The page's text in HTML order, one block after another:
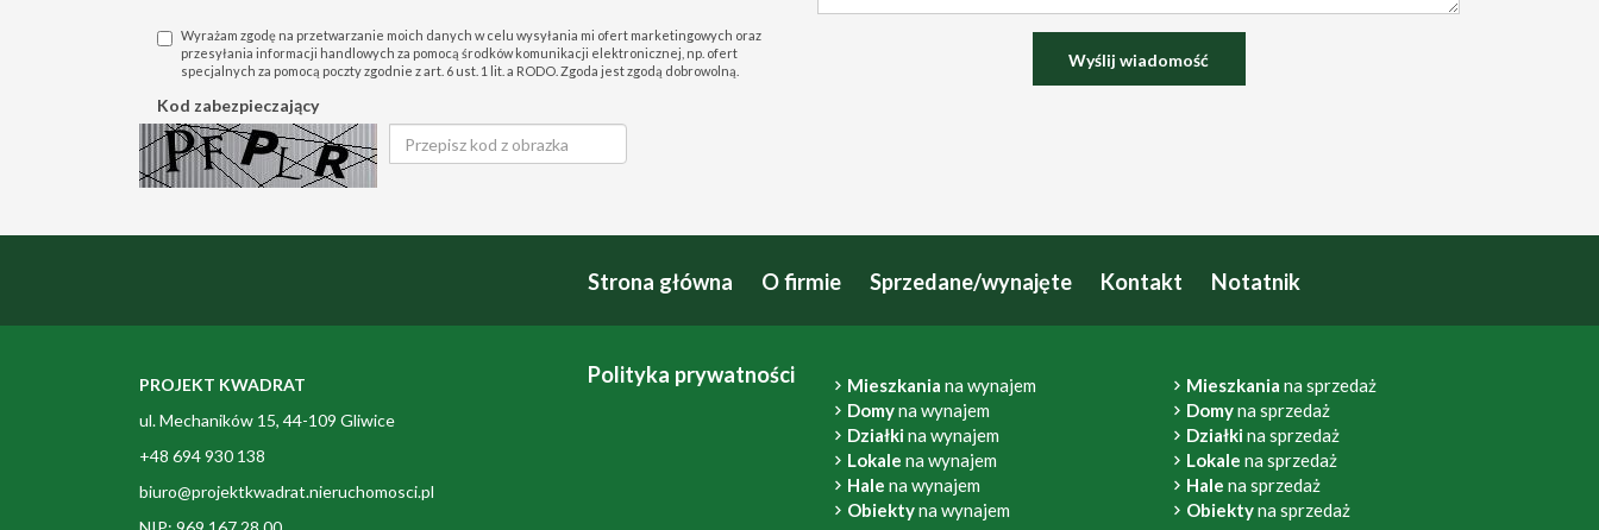
Wyrażam zgodę na przetwarzanie moich danych w celu wysyłania mi ofert marketingowych oraz
przesyłania informacji handlowych za pomocą środków komunikacji elektronicznej, np. ofert
specjalnych za pomocą poczty zgodnie z art. 6 ust. 1 lit. a RODO. Zgoda jest zgodą dobrowolną.
Kod zabezpieczający
Strona główna O firmie Sprzedane/wynajęte Kontakt Notatnik
Polityka prywatności
PROJEKT KWADRAT
ul. Mechaników 15, 44-109 Gliwice
+48 694 930 138
biuro@projektkwadrat.nieruchomosci.pl
Mieszkania na wynajem
Domyna wynajem
Działkina wynajem
Lokale na wynajem
Hale na wynajem
Obiektyna wynajem
Mieszkania na sprzedaż
Domyna sprzedaż
Działkina sprzedaż
Lokale na sprzedaż
Hale na sprzedaż
Obiektyna sprzedaż